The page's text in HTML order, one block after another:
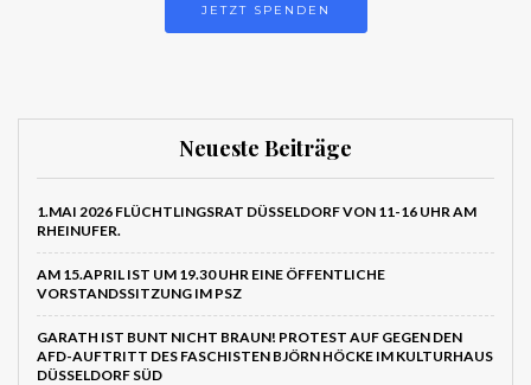
JETZT SPENDEN
Neueste Beiträge
1.MAI 2026 FLÜCHTLINGSRAT DÜSSELDORF VON 11-16 UHR AM
RHEINUFER.
AM 15.APRIL IST UM 19.30 UHR EINE ÖFFENTLICHE
VORSTANDSSITZUNG IM PSZ
GARATH IST BUNT NICHT BRAUN! PROTEST AUF GEGEN DEN
AFD-AUFTRITT DES FASCHISTEN BJÖRN HÖCKE IM KULTURHAUS
DÜSSELDORF SÜD